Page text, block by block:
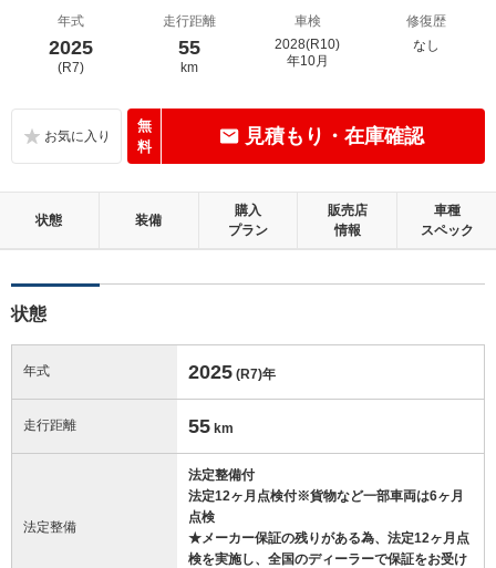
年式
2025
(R7)
走行距離
55
km
車検
2028(R10)
年10月
修復歴
なし
無
料
見積もり・在庫確認
状態 装備
購入
プラン
販売店
情報
車種
スペック
状態
年式 2025 (R7)年
走行距離 55 km
法定整備
法定整備付
法定12ヶ月点検付※貨物など一部車両は6ヶ月
点検
★メーカー保証の残りがある為、法定12ヶ月点
検を実施し、全国のディーラーで保証をお受け